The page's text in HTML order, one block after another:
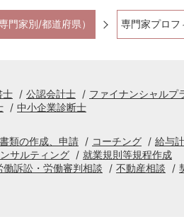
門家別/都道府県） 専門家プロフ
士 公認会計士
ファイナンシャルプ
中小企業診断士
類の作成、申請 コーチング
給与
サルティング
就業規則等規程作成
働訴訟・労働審判相談 不動産相談